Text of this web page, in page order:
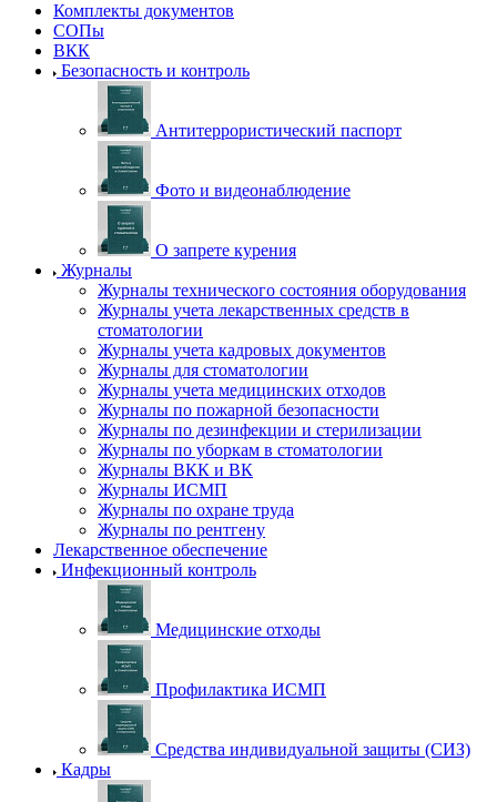
Комплекты документов
СОПы
ВКК
Безопасность и контроль
Антитеррористический паспорт
Фото и видеонаблюдение
О запрете курения
Журналы
Журналы технического состояния оборудования
Журналы учета лекарственных средств в
стоматологии
Журналы учета кадровых документов
Журналы для стоматологии
Журналы учета медицинских отходов
Журналы по пожарной безопасности
Журналы по дезинфекции и стерилизации
Журналы по уборкам в стоматологии
Журналы ВКК и ВК
Журналы ИСМП
Журналы по охране труда
Журналы по рентгену
Лекарственное обеспечение
Инфекционный контроль
Медицинские отходы
Профилактика ИСМП
Средства индивидуальной защиты (СИЗ)
Кадры